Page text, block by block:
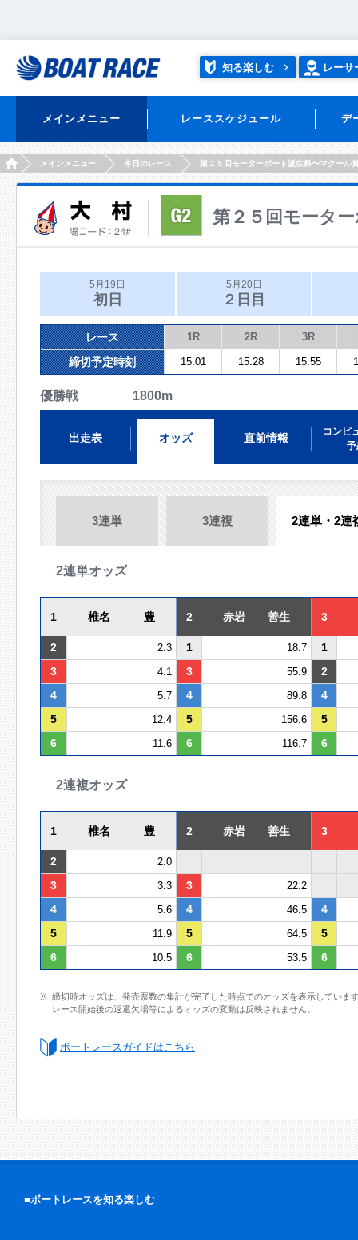
知る楽しむ レーサ
メインメニュー レーススケジュール デ
HOMEメインメニュー 本日のレース 第２５回モーターボート誕生祭〜マクール
第２５回モータ
5月19日
初日
5月20日
２日目
レース 1R 2R 3R
締切予定時刻 15:01 15:28 15:55
優勝戦 1800m
出走表 オッズ 直前情報
コンピ
予
3連単 3連複 2連単・2連
2連単オッズ
1 椎名 豊 2 赤岩 善生 3
2 2.3 1 18.7
1
3
4.1 3 55.9
2
4
5.7 4 89.8
4
5
12.4 5 156.6
5
6
11.6 6 116.7 6
2連複オッズ
1 椎名 豊 2 赤岩 善生 3
2 2.0
3 3.3 3 22.2
4 5.6 4 46.5
4
5
11.9 5 64.5
5
6
10.5 6 53.5 6
締切時オッズは、発売票数の集計が完了した時点でのオッズを表示していま
レース開始後の返還欠場等によるオッズの変動は反映されません。
ボートレースガイドはこちら
■ボートレースを知る楽しむ